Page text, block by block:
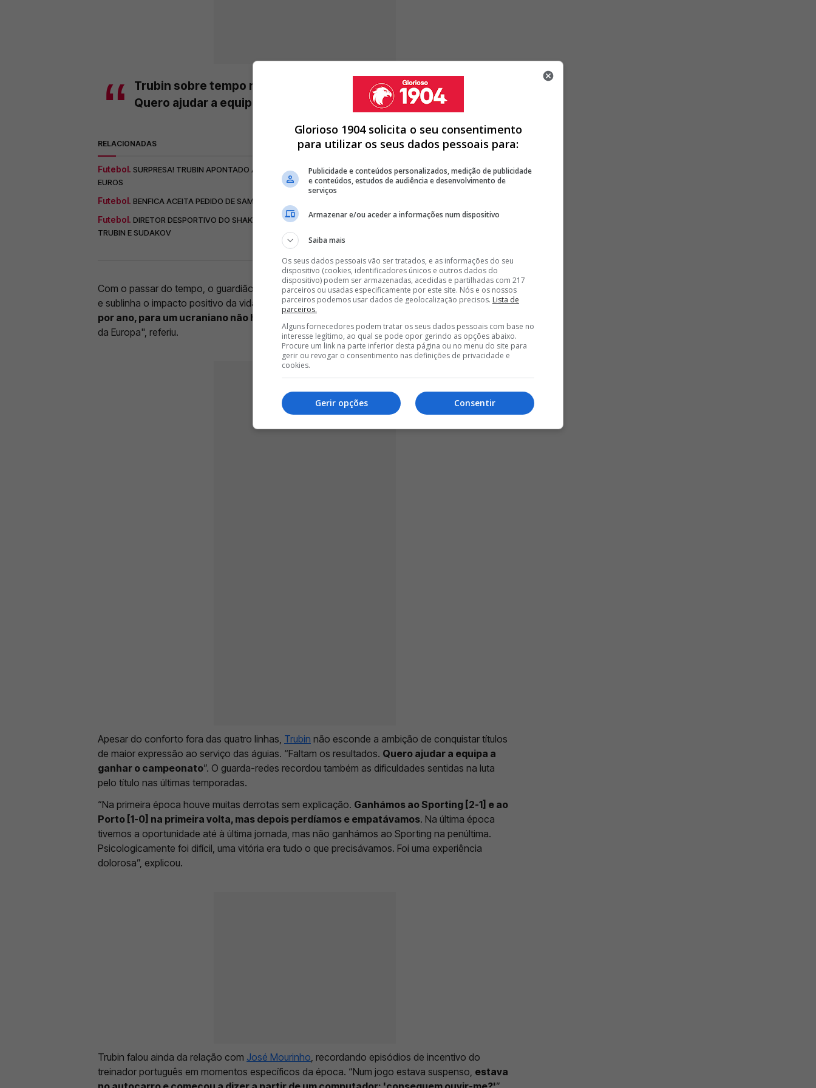
Trubin sobre tempo no Benfica: "Faltam os resultados.
Quero ajudar a equipa a ganhar o campeonato..."
RELACIONADAS
Futebol. SURPRESA! TRUBIN APONTADO À SAÍDA DO BENFICA RUMO AO REAL MADRID POR... 20 MILHÕES DE
EUROS
Futebol. BENFICA ACEITA PEDIDO DE SAMUEL SOARES E TRUBIN NEM QUER ACREDITAR
Futebol. DIRETOR DESPORTIVO DO SHAKHTAR NÃO CONSIDERA BENFICA UM CLUBE DE TOPO AO FALAR DE
TRUBIN E SUDAKOV
< >
Com o passar do tempo, o guardião encarnado afirma ter assimilado a mentalidade portuguesa
e sublinha o impacto positivo da vida em Lisboa. “No geral, é tudo ótimo.Temos sol 10 meses
por ano, para um ucraniano não há dias frios. Jogo num dos melhores clubes de Portugal e
da Europa", referiu.
Apesar do conforto fora das quatro linhas, Trubin não esconde a ambição de conquistar títulos
de maior expressão ao serviço das águias. “Faltam os resultados. Quero ajudar a equipa a
ganhar o campeonato”. O guarda-redes recordou também as dificuldades sentidas na luta
pelo título nas últimas temporadas.
“Na primeira época houve muitas derrotas sem explicação. Ganhámos ao Sporting [2-1] e ao
Porto [1-0] na primeira volta, mas depois perdíamos e empatávamos. Na última época
tivemos a oportunidade até à última jornada, mas não ganhámos ao Sporting na penúltima.
Psicologicamente foi difícil, uma vitória era tudo o que precisávamos. Foi uma experiência
dolorosa”, explicou.
Trubin falou ainda da relação com José Mourinho , recordando episódios de incentivo do
treinador português em momentos específicos da época. “Num jogo estava suspenso, estava
Glorioso 1904 solicita o seu consentimento
para utilizar os seus dados pessoais para:
Publicidade e conteúdos personalizados, medição de publicidade
e conteúdos, estudos de audiência e desenvolvimento de
serviços
Armazenar e/ou aceder a informações num dispositivo
Saiba mais
Os seus dados pessoais vão ser tratados, e as informações do seu
dispositivo (cookies, identificadores únicos e outros dados do
dispositivo) podem ser armazenadas, acedidas e partilhadas com 217
parceiros ou usadas especificamente por este site. Nós e os nossos
parceiros podemos usar dados de geolocalização precisos. Lista de
parceiros.
Alguns fornecedores podem tratar os seus dados pessoais com base no
interesse legítimo, ao qual se pode opor gerindo as opções abaixo.
Procure um link na parte inferior desta página ou no menu do site para
gerir ou revogar o consentimento nas definições de privacidade e
cookies.
Consentir
Gerir opções